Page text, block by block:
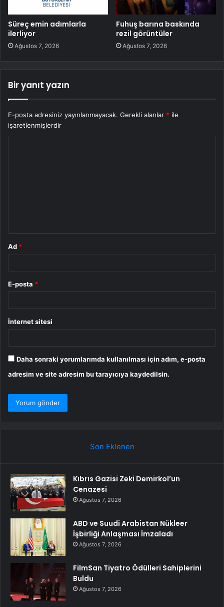
Süreç emin adımlarla
ilerliyor
Ağustos 7, 2026
Fuhuş barına baskında
rezil görüntüler
Ağustos 7, 2026
Bir yanıt yazın
E-posta adresiniz yayınlanmayacak. Gerekli alanlar * ile
işaretlenmişlerdir
Ad *
E-posta *
İnternet sitesi
Daha sonraki yorumlarımda kullanılması için adım, e-posta
adresim ve site adresim bu tarayıcıya kaydedilsin.
Son Eklenen
Kıbrıs Gazisi Zeki Demirkol’un
Cenazesi
Ağustos 7, 2026
ABD ve Suudi Arabistan Nükleer
İşbirliği Anlaşması İmzaladı
Ağustos 7, 2026
FilmSan Tiyatro Ödülleri Sahiplerini
Buldu
Ağustos 7, 2026